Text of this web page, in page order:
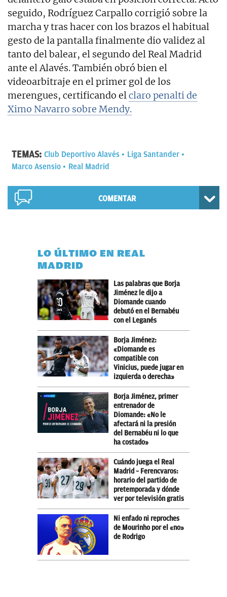
seguido, Rodríguez Carpallo corrigió sobre la
marcha y tras hacer con los brazos el habitual
gesto de la pantalla finalmente dio validez al
tanto del balear, el segundo del Real Madrid
ante el Alavés. También obró bien el
videoarbitraje en el primer gol de los
merengues, certificando elclaro penalti de
Ximo Navarro sobre Mendy.
TEMAS: Club Deportivo Alavés
Liga Santander
Marco Asensio
Real Madrid
COMENTAR
LO ÚLTIMO EN REAL
MADRID
Las palabras que Borja
Jiménez le dijo a
Diomande cuando
debutó en el Bernabéu
con el Leganés
Borja Jiménez:
«Diomande es
compatible con
Vinicius, puede jugar en
izquierda o derecha»
Borja Jiménez, primer
entrenador de
Diomande: «No le
afectará ni la presión
del Bernabéu ni lo que
ha costado»
Cuándo juega el Real
Madrid – Ferencvaros:
horario del partido de
pretemporada y dónde
ver por televisión gratis
Ni enfado ni reproches
de Mourinho por el «no»
de Rodrigo